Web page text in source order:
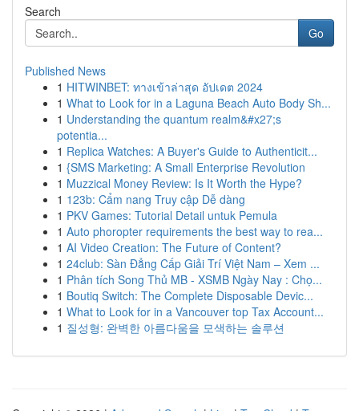
Search
Go
Published News
1 HITWINBET: ทางเข้าล่าสุด อัปเดต 2024
1 What to Look for in a Laguna Beach Auto Body Sh...
1 Understanding the quantum realm&#x27;s
potentia...
1 Replica Watches: A Buyer's Guide to Authenticit...
1 {SMS Marketing: A Small Enterprise Revolution
1 Muzzical Money Review: Is It Worth the Hype?
1 123b: Cẩm nang Truy cập Dễ dàng
1 PKV Games: Tutorial Detail untuk Pemula
1 Auto phoropter requirements the best way to rea...
1 AI Video Creation: The Future of Content?
1 24club: Sàn Đẳng Cấp Giải Trí Việt Nam – Xem ...
1 Phân tích Song Thủ MB - XSMB Ngày Nay : Chọ...
1 Boutiq Switch: The Complete Disposable Devic...
1 What to Look for in a Vancouver top Tax Account...
1 질성형: 완벽한 아름다움을 모색하는 솔루션